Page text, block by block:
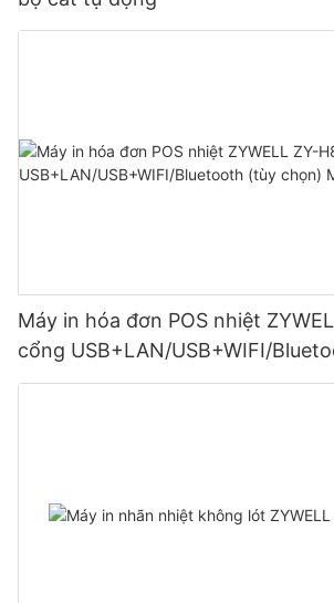
Máy in hóa đơn POS nhiệt
cổng USB+LAN/USB+WIFI/
Màu đen